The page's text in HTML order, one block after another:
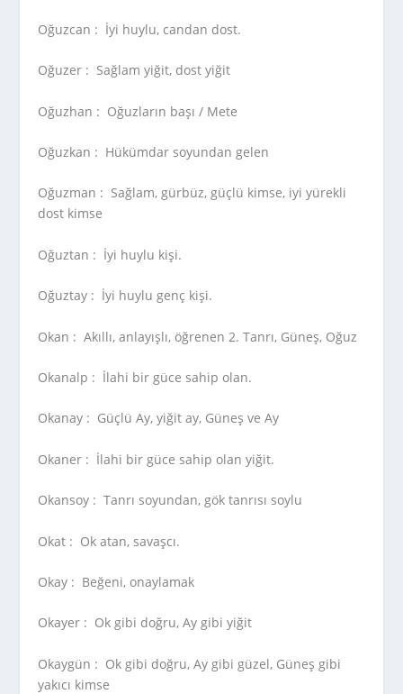
Oğuzcan : İyi huylu, candan dost.
Oğuzer : Sağlam yiğit, dost yiğit
Oğuzhan : Oğuzların başı / Mete
Oğuzkan : Hükümdar soyundan gelen
Oğuzman : Sağlam, gürbüz, güçlü kimse, iyi yürekli
dost kimse
Oğuztan : İyi huylu kişi.
Oğuztay : İyi huylu genç kişi.
Okan : Akıllı, anlayışlı, öğrenen 2. Tanrı, Güneş, Oğuz
Okanalp : İlahi bir güce sahip olan.
Okanay : Güçlü Ay, yiğit ay, Güneş ve Ay
Okaner : İlahi bir güce sahip olan yiğit.
Okansoy : Tanrı soyundan, gök tanrısı soylu
Okat : Ok atan, savaşcı.
Okay : Beğeni, onaylamak
Okayer : Ok gibi doğru, Ay gibi yiğit
Okaygün : Ok gibi doğru, Ay gibi güzel, Güneş gibi
yakıcı kimse